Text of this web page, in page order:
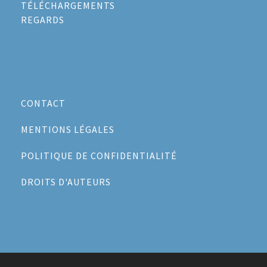
TÉLÉCHARGEMENTS
REGARDS
CONTACT
MENTIONS LÉGALES
POLITIQUE DE CONFIDENTIALITÉ
DROITS D'AUTEURS